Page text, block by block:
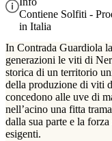
Contiene Solfiti -
in Italia
In Contrada Guardiola
generazioni le viti di
storica di un territorio
della produzione di viti
concedono alle uve di
nell’acino una fitta
dalla sua parte e la
esigenti.